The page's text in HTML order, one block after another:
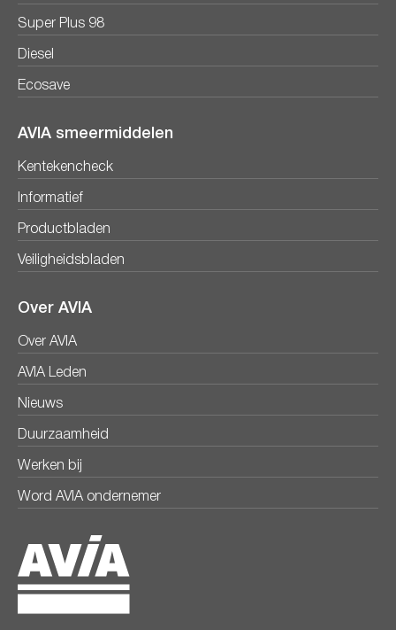
Super Plus 98
Diesel
Ecosave
AVIA smeermiddelen
Kentekencheck
Informatief
Productbladen
Veiligheidsbladen
Over AVIA
Over AVIA
AVIA Leden
Nieuws
Duurzaamheid
Werken bij
Word AVIA ondernemer